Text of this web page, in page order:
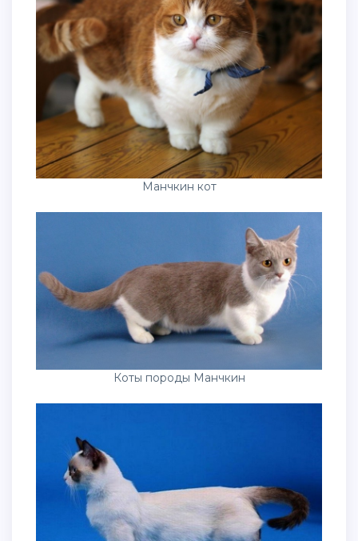
Манчкин кот
Коты породы Манчкин